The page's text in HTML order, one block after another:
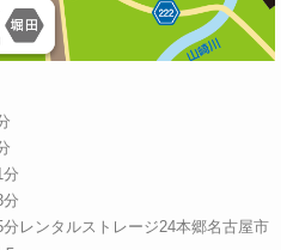
ンタルストレージ24本郷名古屋市